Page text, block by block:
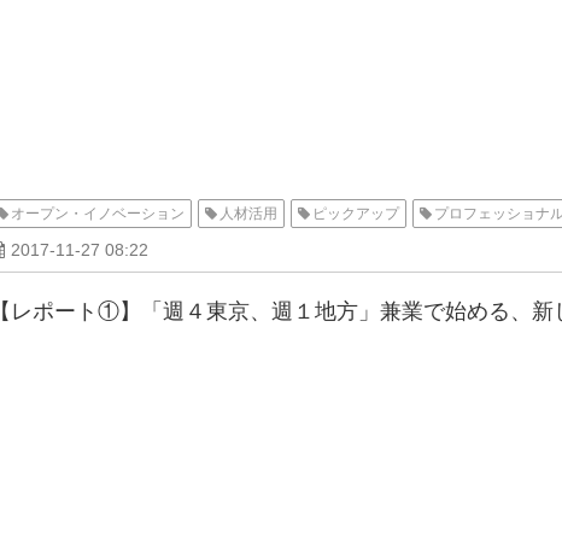
オープン・イノベーション 人材活用 ピックアップ プロフェッショナ
2017-11-27 08:22
【レポート①】「週４東京、週１地方」兼業で始める、新